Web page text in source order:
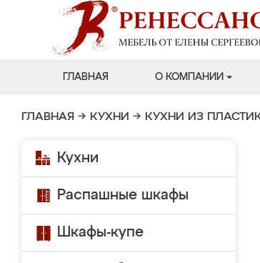
ГЛАВНАЯ О КОМПАНИИ
ГЛАВНАЯ → КУХНИ → КУХНИ ИЗ
Кухни
Распашные шкафы
Шкафы-купе